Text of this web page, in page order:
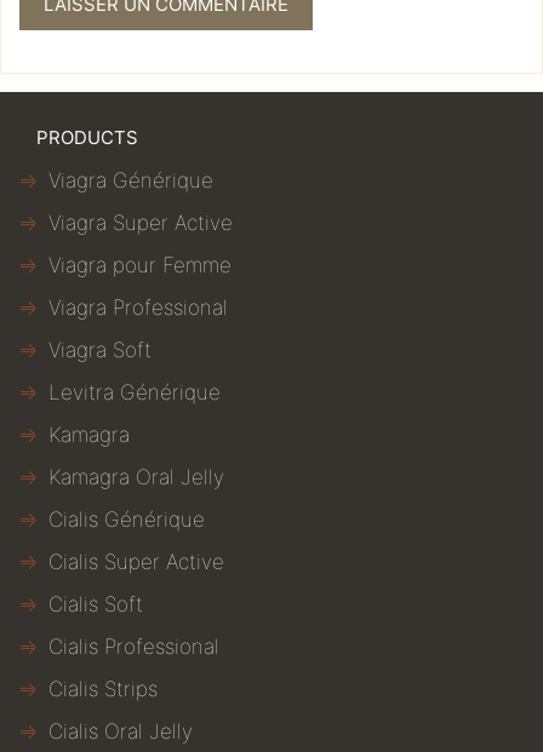
PRODUCTS
Viagra Générique
Viagra Super Active
Viagra pour Femme
Viagra Professional
Viagra Soft
Levitra Générique
Kamagra
Kamagra Oral Jelly
Cialis Générique
Cialis Super Active
Cialis Soft
Cialis Professional
Cialis Strips
Cialis Oral Jelly